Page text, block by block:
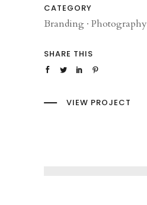
CATEGORY
Branding · Photography
SHARE THIS
VIEW PROJECT